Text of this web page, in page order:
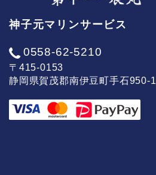
神子元マリンサービス
0558-62-5210
〒415-0153
静岡県賀茂郡南伊豆町手石950-1